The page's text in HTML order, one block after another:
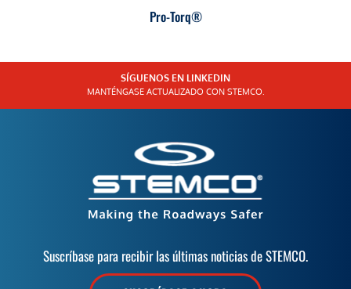
Pro-Torq®
SÍGUENOS EN LINKEDIN
MANTÉNGASE ACTUALIZADO CON STEMCO.
Suscríbase para recibir las últimas noticias de STEMCO.